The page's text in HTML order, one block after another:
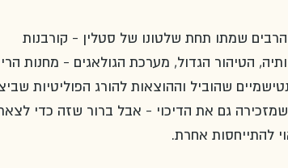
שמתו תחת שלטונו של סטלין - קורבנות
הטיהור הגדול, מערכת הגולאגים - מחנות
שהוביל וההוצאות להורג הפוליטיות
קטנה שמזכירה גם את הדיכוי - אבל ברור שזה כדי
להתייחסות אחרת.